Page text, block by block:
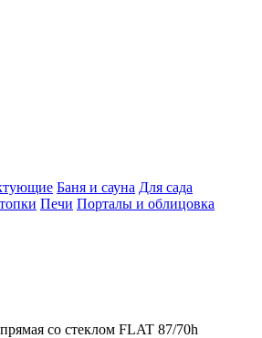
Баня и сауна Для сада
Печи Порталы и облицовка
прямая со стеклом FLAT 87/70h